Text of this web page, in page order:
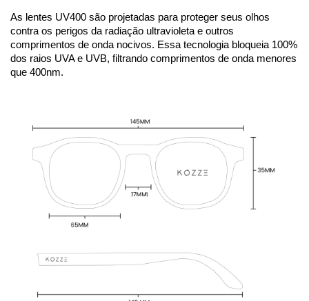
As lentes UV400 são projetadas para proteger seus olhos
contra os perigos da radiação ultravioleta e outros
comprimentos de onda nocivos. Essa tecnologia bloqueia 100%
dos raios UVA e UVB, filtrando comprimentos de onda menores
que 400nm.